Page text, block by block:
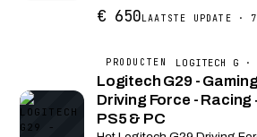
PlayStation en PC.
€ 650LAATSTE UPDATE ·
PRODUCTEN LOGITECH G
Logitech G29 -
Driving Force - Racing
PS5 & PC